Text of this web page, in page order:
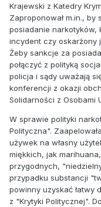
Krajewski z Katedry
Zaproponował m.in., by
posiadanie narkotyków,
incydent czy oskarżony
Żeby sankcje za
połączyć z polityką
policja i sądy uważają
konferencji z okazji
Solidarności z Osobami
W sprawie polityki
Polityczna".
używek na własny
miękkich, jak
przygodnych,
przypadku substancji
powinny uzyskać łatwy
z "Krytyki Politycznej".